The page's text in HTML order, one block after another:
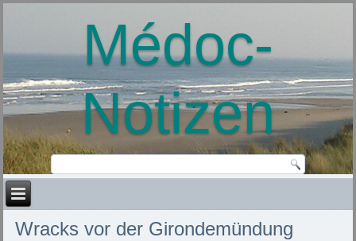
Médoc-
Notizen
Wracks vor der Girondemündung